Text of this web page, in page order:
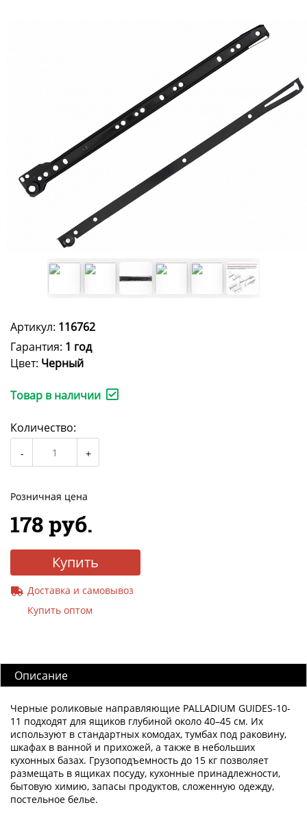
Артикул: 116762
Гарантия: 1 год
Цвет: Черный
Товар в наличии
Количество:
Розничная цена
178 руб.
Купить
Доставка и самовывоз
Купить оптом
Описание
Черные роликовые направляющие PALLADIUM GUIDES-10-
11 подходят для ящиков глубиной около 40–45 см. Их
используют в стандартных комодах, тумбах под раковину,
шкафах в ванной и прихожей, а также в небольших
кухонных базах. Грузоподъемность до 15 кг позволяет
размещать в ящиках посуду, кухонные принадлежности,
бытовую химию, запасы продуктов, сложенную одежду,
постельное белье.